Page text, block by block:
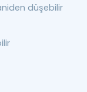
düşebilir